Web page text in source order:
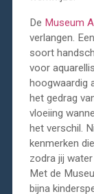
De Museum
verlangen.
soort
voor
hoogwaardig
het gedrag
vloeiing
het verschil.
kenmerken
zodra jij
Met de
bijna